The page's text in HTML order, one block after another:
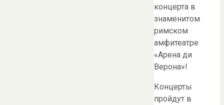
концерта в
знаменитом
римском
амфитеатре
«Арена ди
Верона»!
Концерты
пройдут в